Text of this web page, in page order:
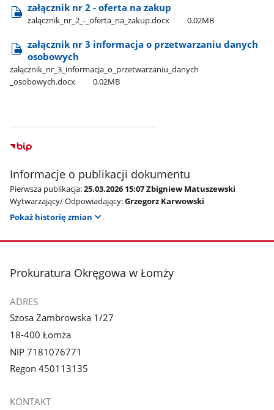
załącznik nr 2 - oferta na zakup
załącznik​_nr​_2​_-​_oferta​_na​_zakup.docx 0.02MB
załącznik nr 3 informacja o przetwarzaniu danych
osobowych
załącznik​_nr​_3​_informacja​_o​_przetwarzaniu​_danych​
_osobowych.docx
0.02MB
Informacje o publikacji dokumentu
Pierwsza publikacja:25.03.2026 15:07 Zbigniew Matuszewski
Wytwarzający/ Odpowiadający:Grzegorz Karwowski
Pokaż historię zmian
stopka
Prokuratura Okręgowa w Łomży
ADRES
Szosa Zambrowska 1/27
18-400 Łomża
NIP 7181076771
Regon 450113135
KONTAKT